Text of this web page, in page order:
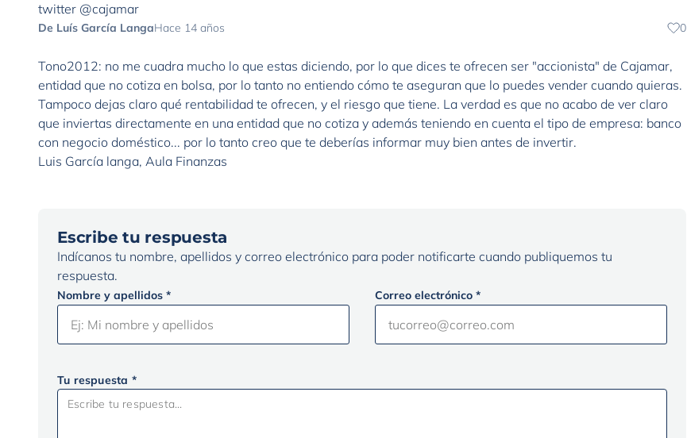
twitter @cajamar
De Luís García LangaHace 14 años 0
Tono2012: no me cuadra mucho lo que estas diciendo, por lo que dices te ofrecen ser "accionista" de Cajamar,
entidad que no cotiza en bolsa, por lo tanto no entiendo cómo te aseguran que lo puedes vender cuando quieras.
Tampoco dejas claro qué rentabilidad te ofrecen, y el riesgo que tiene. La verdad es que no acabo de ver claro
que inviertas directamente en una entidad que no cotiza y además teniendo en cuenta el tipo de empresa: banco
Luis García langa, Aula Finanzas
Escribe tu respuesta
Indícanos tu nombre, apellidos y correo electrónico para poder notificarte cuando publiquemos tu
respuesta.
Nombre y apellidos * Correo electrónico *
Tu respuesta *